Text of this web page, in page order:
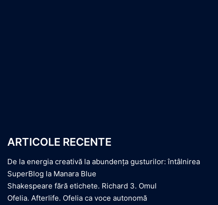
ARTICOLE RECENTE
De la energia creativă la abundența gusturilor: întâlnirea
SuperBlog la Manara Blue
Shakespeare fără etichete. Richard 3. Omul
Ofelia. Afterlife. Ofelia ca voce autonomă